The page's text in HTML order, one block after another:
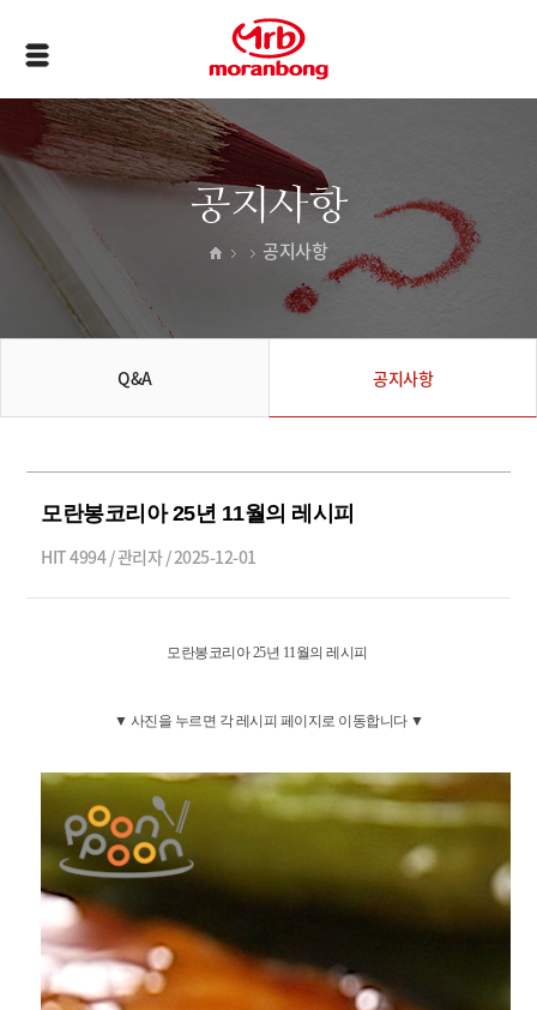
공지사항
공지사항
Q&A 공지사항
모란봉코리아 25년 11월의 레시피
HIT 4994 / 관리자 / 2025-12-01
모란봉코리아 25년 11월의 레시피
▼ 사진을 누르 면 각 레시피 페이지로 이동합니다 ▼